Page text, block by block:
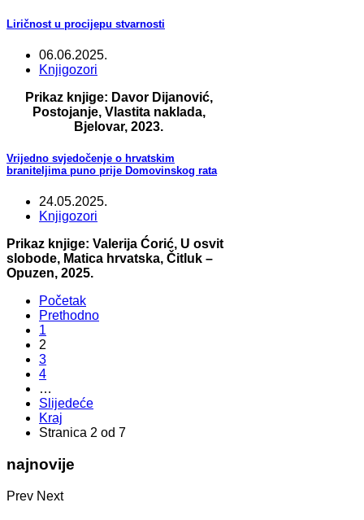
Liričnost u procijepu stvarnosti
06.06.2025.
Knjigozori
Prikaz knjige: Davor Dijanović,
Postojanje, Vlastita naklada,
Bjelovar, 2023.
Vrijedno svjedočenje o hrvatskim
braniteljima puno prije Domovinskog rata
24.05.2025.
Knjigozori
Prikaz knjige: Valerija Ćorić, U osvit
slobode, Matica hrvatska, Čitluk –
Opuzen, 2025.
Početak
Prethodno
1
2
3
4
…
Slijedeće
Kraj
Stranica 2 od 7
najnovije
Prev Next